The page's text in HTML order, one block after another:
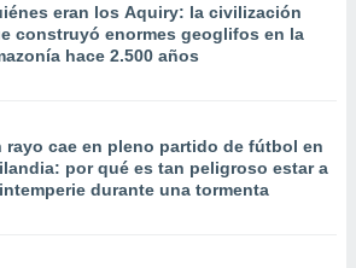
eran los Aquiry: la civilización
construyó enormes geoglifos en la
hace 2.500 años
rayo cae en pleno partido de fútbol en
por qué es tan peligroso estar a
durante una tormenta